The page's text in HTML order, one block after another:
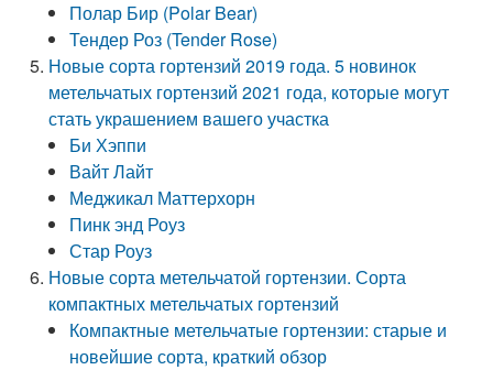
Полар Бир (Polar Bear)
Тендер Роз (Tender Rose)
Новые сорта гортензий 2019 года. 5 новинок
метельчатых гортензий 2021 года, которые могут
стать украшением вашего участка
Би Хэппи
Вайт Лайт
Меджикал Маттерхорн
Пинк энд Роуз
Стар Роуз
Новые сорта метельчатой гортензии. Сорта
компактных метельчатых гортензий
Компактные метельчатые гортензии: старые и
новейшие сорта, краткий обзор